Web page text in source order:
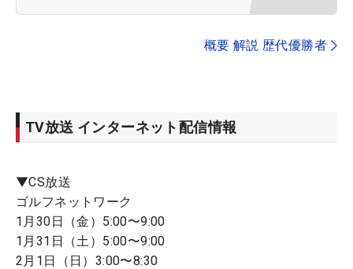
概要 解説 歴代優勝者
TV放送 インターネット配信情報
▼CS放送
ゴルフネットワーク
1月30日（金）5:00〜9:00
1月31日（土）5:00〜9:00
2月1日（日）3:00〜8:30